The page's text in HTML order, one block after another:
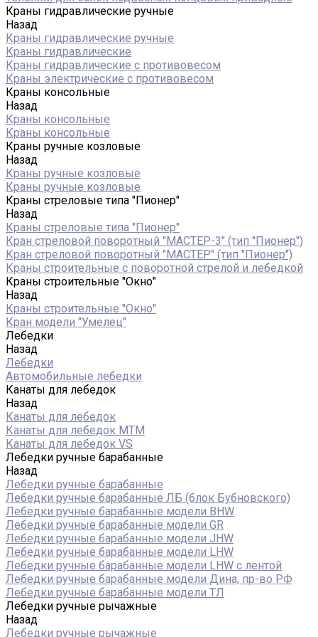
Краны гидравлические ручные
Назад
Краны гидравлические ручные
Краны гидравлические
Краны гидравлические с противовесом
Краны электрические с противовесом
Краны консольные
Назад
Краны консольные
Краны консольные
Краны ручные козловые
Назад
Краны ручные козловые
Краны ручные козловые
Краны стреловые типа "Пионер"
Назад
Краны стреловые типа "Пионер"
Кран стреловой поворотный "МАСТЕР-3" (тип "Пионер")
Кран стреловой поворотный "МАСТЕР" (тип "Пионер")
Краны строительные с поворотной стрелой и лебедкой
Краны строительные "Окно"
Назад
Краны строительные "Окно"
Кран модели "Умелец"
Лебедки
Назад
Лебедки
Автомобильные лебедки
Канаты для лебедок
Назад
Канаты для лебедок
Канаты для лебедок MTM
Канаты для лебедок VS
Лебедки ручные барабанные
Назад
Лебедки ручные барабанные
Лебедки ручные барабанные ЛБ (блок Бубновского)
Лебедки ручные барабанные модели BHW
Лебедки ручные барабанные модели GR
Лебедки ручные барабанные модели JHW
Лебедки ручные барабанные модели LHW
Лебедки ручные барабанные модели LHW c лентой
Лебедки ручные барабанные модели Дина, пр-во РФ
Лебедки ручные барабанные модели ТЛ
Лебедки ручные рычажные
Назад
Лебедки ручные рычажные